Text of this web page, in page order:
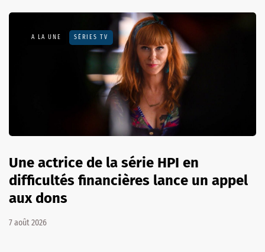
A LA UNE SÉRIES TV
Une actrice de la série HPI en
difficultés financières lance un appel
aux dons
7 août 2026